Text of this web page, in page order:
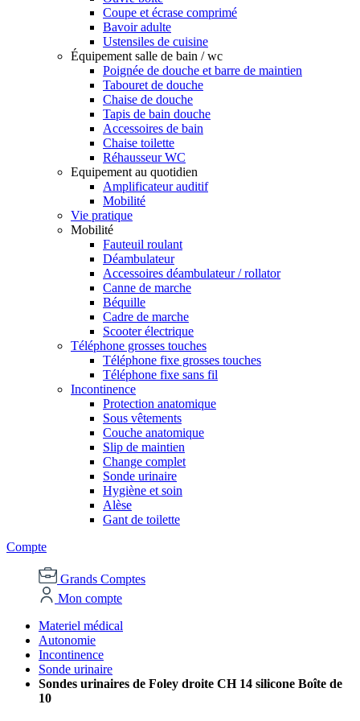
Coupe et écrase comprimé
Bavoir adulte
Ustensiles de cuisine
Équipement salle de bain / wc
Poignée de douche et barre de maintien
Tabouret de douche
Chaise de douche
Tapis de bain douche
Accessoires de bain
Chaise toilette
Réhausseur WC
Equipement au quotidien
Amplificateur auditif
Mobilité
Vie pratique
Mobilité
Fauteuil roulant
Déambulateur
Accessoires déambulateur / rollator
Canne de marche
Béquille
Cadre de marche
Scooter électrique
Téléphone grosses touches
Téléphone fixe grosses touches
Téléphone fixe sans fil
Incontinence
Protection anatomique
Sous vêtements
Couche anatomique
Slip de maintien
Change complet
Sonde urinaire
Hygiène et soin
Alèse
Gant de toilette
Compte
Grands Comptes
Mon compte
Materiel médical
Autonomie
Incontinence
Sonde urinaire
Sondes urinaires de Foley droite CH 14 silicone Boîte de
10